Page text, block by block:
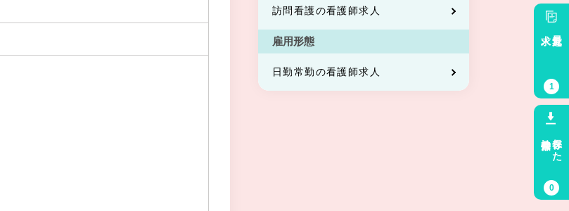
訪問看護の看護師求人
雇用形態
日勤常勤の看護師求人
最近見た
1
保存した
0